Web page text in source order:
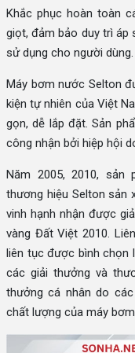
Khắc phục hoàn toàn
giọt, đảm bảo duy trì áp
sử dụng cho người dùng.
Máy bơm nước Selton
kiện tự nhiên của Việt
gọn, dễ lắp đặt. Sản
công nhận bởi hiệp hội
Năm 2005, 2010, sản
thương hiệu Selton sản
vinh hạnh nhận được
vàng Đất Việt 2010.
liên tục được bình chọn
các giải thưởng và
thưởng cá nhân do
chất lượng của máy